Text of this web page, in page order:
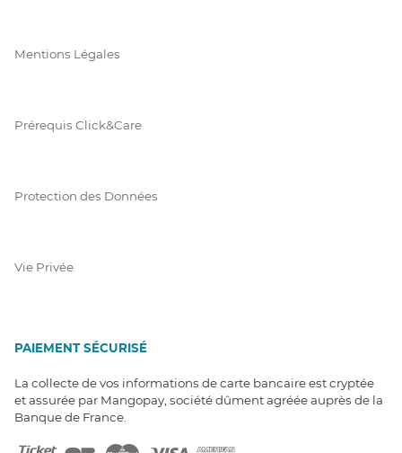
Mentions Légales
Prérequis Click&Care
Protection des Données
Vie Privée
PAIEMENT SÉCURISÉ
La collecte de vos informations de carte bancaire est cryptée
et assurée par Mangopay, société dûment agréée auprès de la
Banque de France.